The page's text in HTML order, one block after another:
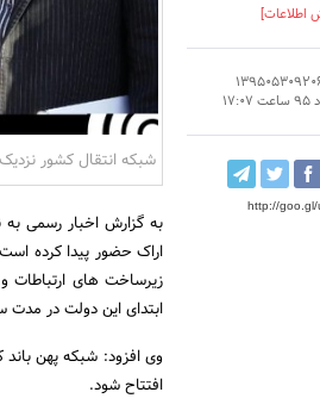
اطلاعات]
http://goo.gl/
شبکه انتقال کشور
به گزارش اخبار رسمی به
اراک حضور پیدا کرده
ابتدای این دولت در
افتتاح شود.